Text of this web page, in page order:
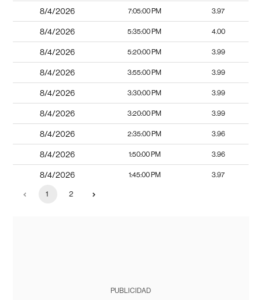
8/4/2026 7:05:00 PM 3.97
8/4/2026 5:35:00 PM 4.00
8/4/2026 5:20:00 PM 3.99
8/4/2026 3:55:00 PM 3.99
8/4/2026 3:30:00 PM 3.99
8/4/2026 3:20:00 PM 3.99
8/4/2026 2:35:00 PM 3.96
8/4/2026 1:50:00 PM 3.96
8/4/2026 1:45:00 PM 3.97
1 2
PUBLICIDAD